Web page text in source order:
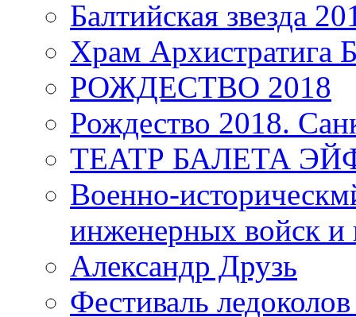
Балтийская звезда
Храм
РОЖДЕСТВО 2018
Рождество 2018.
ТЕАТР БАЛЕТА
Военно-
инженерных войск и
Александр Друзь
Фестиваль